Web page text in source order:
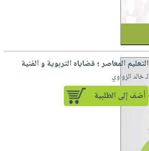
التعليم المعاصر ؛ قضاياه التربوية و الفنية
لـ خالد الزواوي
أضف إلى الطلبية